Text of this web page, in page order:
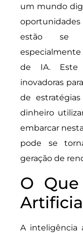
um mundo
estão se
de IA. Este
inovadoras
de
dinheiro
embarcar
pode se
geração de
O
A inteligência